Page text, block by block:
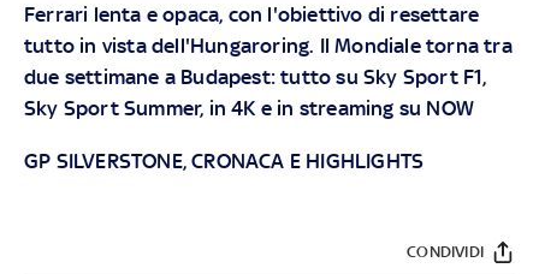
Ferrari lenta e opaca, con l'obiettivo di resettare
tutto in vista dell'Hungaroring. Il Mondiale torna tra
due settimane a Budapest: tutto su Sky Sport F1,
Sky Sport Summer, in 4K e in streaming su NOW
GP SILVERSTONE, CRONACA E HIGHLIGHTS
CONDIVIDI